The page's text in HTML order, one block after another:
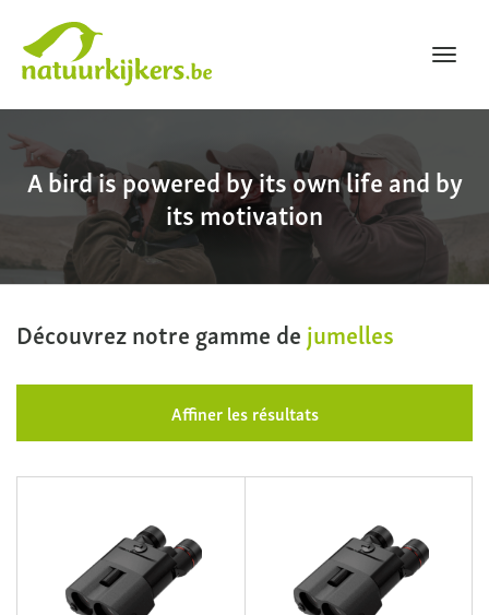
Natuurkijkers
A bird is powered by its own life and by
its motivation
Découvrez notre gamme de jumelles
Affiner les résultats